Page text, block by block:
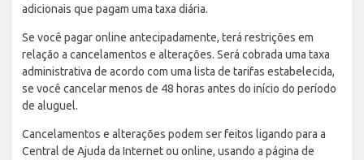
adicionais que pagam uma taxa diária.
Se você pagar online antecipadamente, terá restrições em
relação a cancelamentos e alterações. Será cobrada uma taxa
administrativa de acordo com uma lista de tarifas estabelecida,
se você cancelar menos de 48 horas antes do início do período
de aluguel.
Cancelamentos e alterações podem ser feitos ligando para a
Central de Ajuda da Internet ou online, usando a página de